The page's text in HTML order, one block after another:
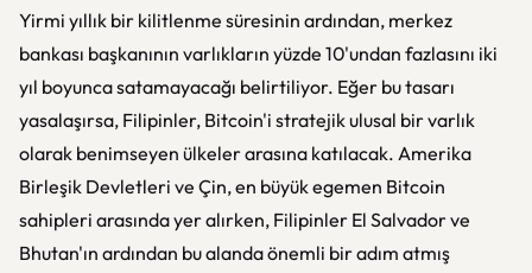
Yirmi yıllık bir kilitlenme süresinin ardından, merkez
bankası başkanının varlıkların yüzde 10'undan fazlasını iki
yıl boyunca satamayacağı belirtiliyor. Eğer bu tasarı
yasalaşırsa, Filipinler, Bitcoin'i stratejik ulusal bir varlık
olarak benimseyen ülkeler arasına katılacak. Amerika
Birleşik Devletleri ve Çin, en büyük egemen Bitcoin
sahipleri arasında yer alırken, Filipinler El Salvador ve
Bhutan'ın ardından bu alanda önemli bir adım atmış